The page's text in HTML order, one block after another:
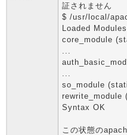
証されません
$ /usr/local/
Loaded
core_module
...
...
so_module
rewrite_module
Syntax OK
この状態の